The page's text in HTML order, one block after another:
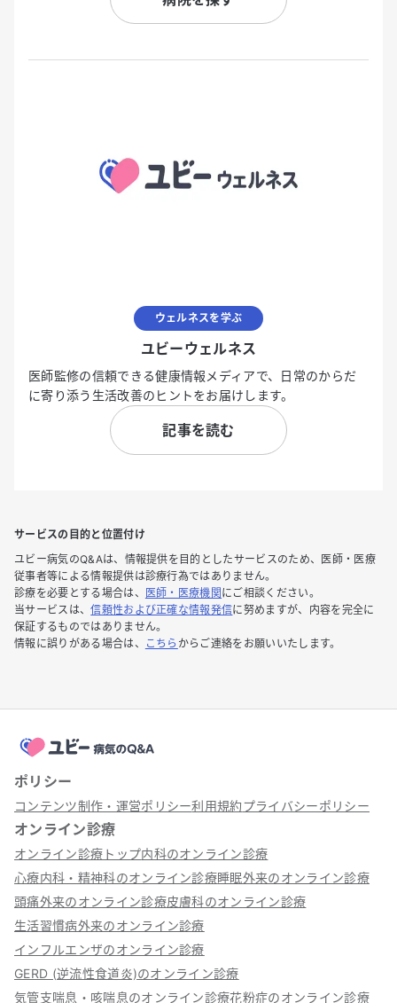
ウェルネスを学ぶ
ユビーウェルネス
医師監修の信頼できる健康情報メディアで、日常のからだ
に寄り添う生活改善のヒントをお届けします。
記事を読む
サービスの目的と位置付け
ユビー病気のQ&Aは、情報提供を目的としたサービスのため、医師・医療
従事者等による情報提供は診療行為ではありません。
診療を必要とする場合は、
医師・医療機関 にご相談ください。
当サービスは、信頼性および正確な情報発信に努めますが、内容を完全に
保証するものではありません。
情報に誤りがある場合は、
こちら からご連絡をお願いいたします。
ポリシー
コンテンツ制作・運営ポリシー利用規約プライバシーポリシー
オンライン診療
オンライン診療トップ内科のオンライン診療
心療内科・精神科のオンライン診療睡眠外来のオンライン診療
頭痛外来のオンライン診療皮膚科のオンライン診療
生活習慣病外来のオンライン診療
インフルエンザのオンライン診療
GERD (逆流性食道炎)のオンライン診療
気管支喘息・咳喘息のオンライン診療花粉症のオンライン診療